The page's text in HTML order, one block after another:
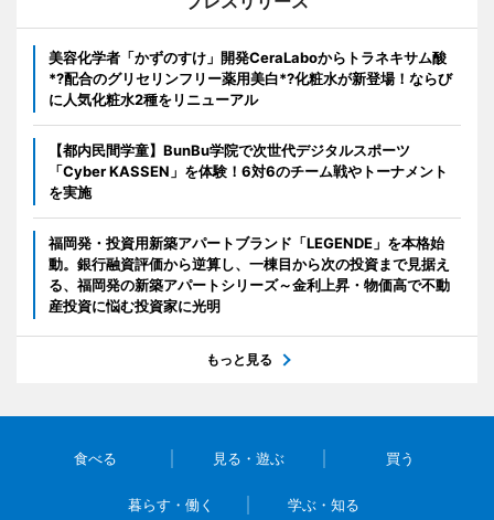
美容化学者「かずのすけ」開発CeraLaboからトラネキサム酸
*?配合のグリセリンフリー薬用美白*?化粧水が新登場！ならび
に人気化粧水2種をリニューアル
【都内民間学童】BunBu学院で次世代デジタルスポーツ
「Cyber KASSEN」を体験！6対6のチーム戦やトーナメント
を実施
福岡発・投資用新築アパートブランド「LEGENDE」を本格始
動。銀行融資評価から逆算し、一棟目から次の投資まで見据え
る、福岡発の新築アパートシリーズ～金利上昇・物価高で不動
産投資に悩む投資家に光明
もっと見る
食べる 見る・遊ぶ 買う
暮らす・働く 学ぶ・知る